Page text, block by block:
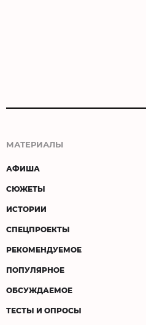
МАТЕРИАЛЫ
АФИША
СЮЖЕТЫ
ИСТОРИИ
СПЕЦПРОЕКТЫ
РЕКОМЕНДУЕМОЕ
ПОПУЛЯРНОЕ
ОБСУЖДАЕМОЕ
ТЕСТЫ И ОПРОСЫ